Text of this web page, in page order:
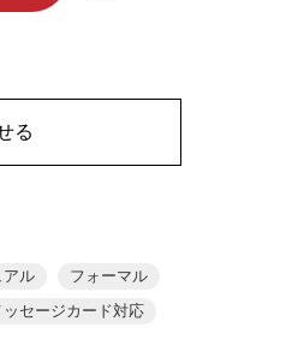
る
アル
フォーマル
ッセージカード対応